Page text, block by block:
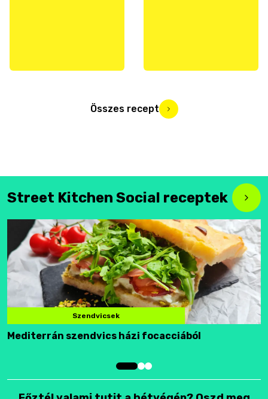
Összes recept
Street Kitchen Social receptek
Szendvicsek
Mediterrán szendvics házi focacciából